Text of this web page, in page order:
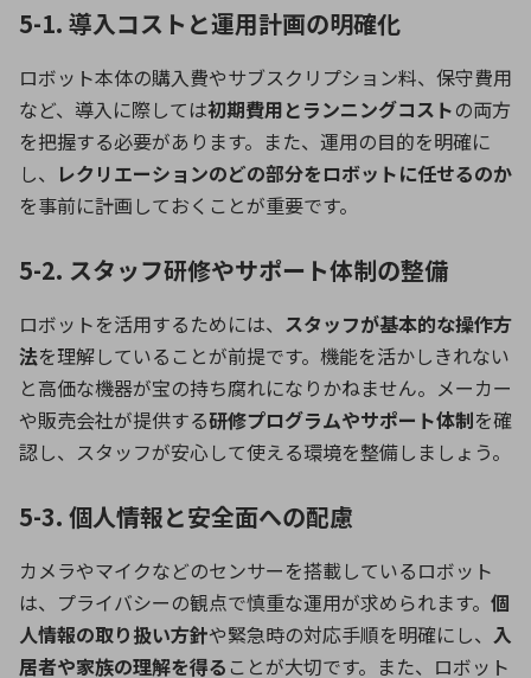
5-1. 導入コストと運用計画の明確化
ロボット本体の購入費やサブスクリプション料、保守費用
など、導入に際しては初期費用とランニングコストの両方
を把握する必要があります。また、運用の目的を明確に
し、 レクリエーションのどの部分をロボットに任せるのか
を事前に計画しておくことが重要です。
5-2. スタッフ研修やサポート体制の整備
ロボットを活用するためには、 スタッフが基本的な操作方
法を理解していることが前提です。機能を活かしきれない
と高価な機器が宝の持ち腐れになりかねません。メーカー
や販売会社が提供する研修プログラムやサポート体制を確
認し、スタッフが安心して使える環境を整備しましょう。
5-3. 個人情報と安全面への配慮
カメラやマイクなどのセンサーを搭載しているロボット
は、プライバシーの観点で慎重な運用が求められます。 個
人情報の取り扱い方針や緊急時の対応手順を明確にし、 入
居者や家族の理解を得る ことが大切です。また、ロボット